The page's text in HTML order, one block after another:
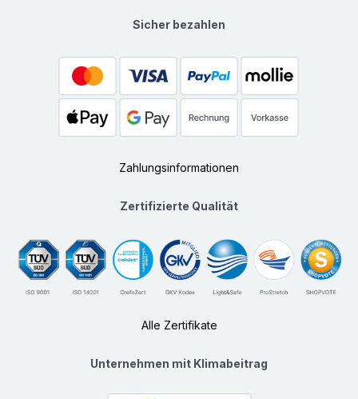
Sicher bezahlen
Zahlungsinformationen
Zertifizierte Qualität
Alle Zertifikate
Unternehmen mit Klimabeitrag